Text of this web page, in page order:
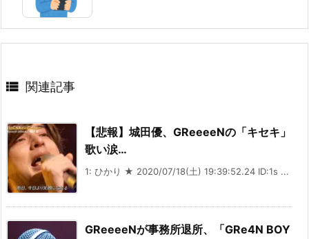
 関連記事
【悲報】城田優、GReeeeNの「キセキ」
歌い涙…
1: ひかり ★ 2020/07/18(土) 19:39:52.24 ID:1s ...
GReeeeNが事務所退所、「GRe4N BOY